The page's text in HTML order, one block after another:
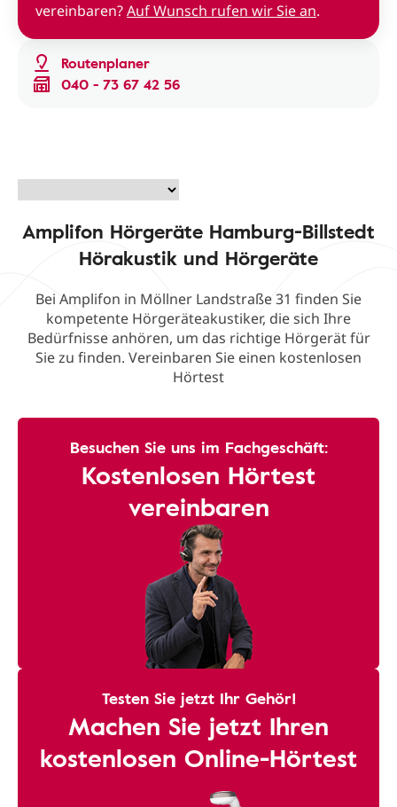
Routenplaner
040 - 73 67 42 56
vereinbaren?Auf Wunsch rufen wir Sie an.
Amplifon Hörgeräte Hamburg-Billstedt
Hörakustik und Hörgeräte
Bei Amplifon in Möllner Landstraße 31 finden Sie
kompetente Hörgeräteakustiker, die sich Ihre
Bedürfnisse anhören, um das richtige Hörgerät für
Sie zu finden. Vereinbaren Sie einen kostenlosen
Hörtest
Besuchen Sie uns im Fachgeschäft:
Kostenlosen Hörtest
vereinbaren
Testen Sie jetzt Ihr Gehör!
Machen Sie jetzt Ihren
kostenlosen Online-Hörtest